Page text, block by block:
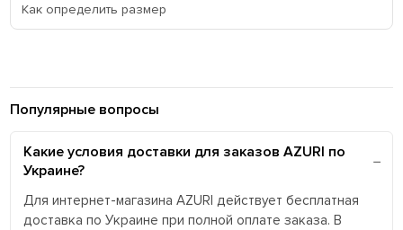
Как определить размер
Популярные вопросы
Какие условия доставки для заказов AZURI по
Украине?
Для интернет-магазина AZURI действует бесплатная
доставка по Украине при полной оплате заказа. В